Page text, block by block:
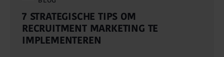
7 STRATEGISCHE TIPS OM
RECRUITMENT MARKETING TE
IMPLEMENTEREN